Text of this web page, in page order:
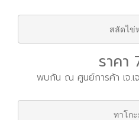
สลัดไข่
ราคา
พบกัน ณ ศูนย์การค้า เจ.เ
ทาโก